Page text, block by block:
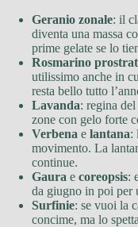
Geranio zonale: il
diventa una massa
prime gelate se lo
Rosmarino
utilissimo anche in
resta bello tutto
Lavanda: regina
zone con gelo forte
Verbena e lantana:
movimento. La
continue.
Gaura e coreopsis:
da giugno in poi per
Surfinie: se vuoi la
concime, ma lo